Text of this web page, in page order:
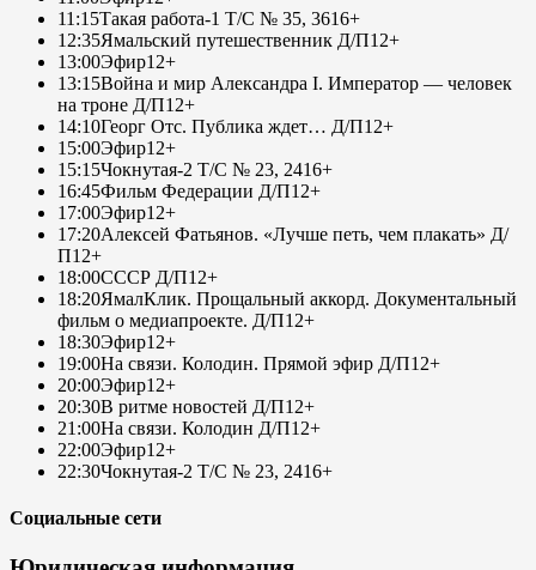
11:15Такая работа-1 Т/С № 35, 3616+
12:35Ямальский путешественник Д/П12+
13:00Эфир12+
13:15Война и мир Александра I. Император — человек
на троне Д/П12+
14:10Георг Отс. Публика ждет… Д/П12+
15:00Эфир12+
15:15Чокнутая-2 Т/С № 23, 2416+
16:45Фильм Федерации Д/П12+
17:00Эфир12+
17:20Алексей Фатьянов. «Лучше петь, чем плакать» Д/
П12+
18:00СССР Д/П12+
18:20ЯмалКлик. Прощальный аккорд. Документальный
фильм о медиапроекте. Д/П12+
18:30Эфир12+
19:00На связи. Колодин. Прямой эфир Д/П12+
20:00Эфир12+
20:30В ритме новостей Д/П12+
21:00На связи. Колодин Д/П12+
22:00Эфир12+
22:30Чокнутая-2 Т/С № 23, 2416+
Социальные сети